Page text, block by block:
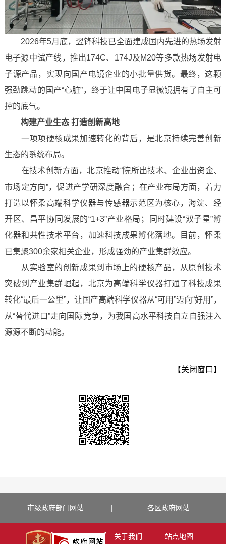
2026年5月底，翌锋科技已全面建成国内先进的热场发射
电子源中试产线，推出174C、174J及M20等多款热场发射电
子源产品，实现向国产电镜企业的小批量供货。最终，这颗
强劲跳动的国产“心脏”，终于让中国电子显微镜拥有了自主可
控的底气。
构建产业生态 打造创新高地
一项项硬核成果加速转化的背后，是北京持续完善创新
生态的系统布局。
在技术创新方面，北京推动“院所出技术、企业出资金、
市场定方向”，促进产学研深度融合；在产业布局方面，着力
打造以怀柔高端科学仪器与传感器示范区为核心，海淀、经
开区、昌平协同发展的“1+3”产业格局；同时建设“双子星”孵
化器和共性技术平台，加速科技成果孵化落地。目前，怀柔
已集聚300余家相关企业，形成强劲的产业集群效应。
从实验室的创新成果到市场上的硬核产品，从原创技术
突破到产业集群崛起，北京为高端科学仪器打通了科技成果
转化“最后一公里”，让国产高端科学仪器从“可用”迈向“好用”，
从“替代进口”走向国际竞争，为我国高水平科技自立自强注入
源源不断的动能。
【关闭窗口】
市级政府部门网站 | 各区政府网站
关于我们 站点地图